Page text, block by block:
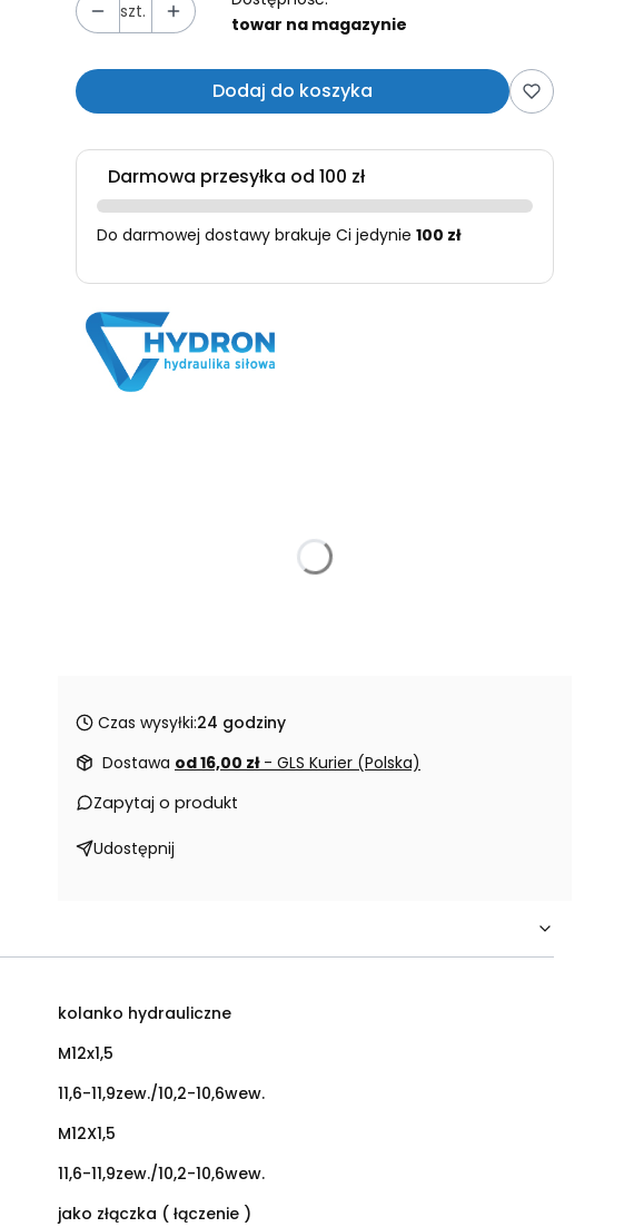
szt.
towar na magazynie
Dodaj do koszyka
Darmowa przesyłka od 100 zł
Do darmowej dostawy brakuje Ci jedynie 100 zł
Czas wysyłki:24 godziny
Dostawa od 16,00 zł - GLS Kurier (Polska)
Zapytaj o produkt
Udostępnij
kolanko hydrauliczne
M12x1,5
11,6-11,9zew./10,2-10,6wew.
M12X1,5
11,6-11,9zew./10,2-10,6wew.
jako złączka ( łączenie )